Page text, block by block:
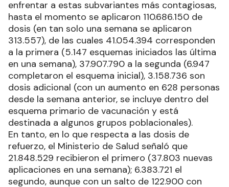
enfrentar a estas subvariantes más contagiosas,
hasta el momento se aplicaron 110.686.150 de
dosis (en tan solo una semana se aplicaron
313.557), de las cuales 41.054.394 corresponden
a la primera (5.147 esquemas iniciados las última
en una semana), 37.907.790 a la segunda (6.947
completaron el esquema inicial), 3.158.736 son
dosis adicional (con un aumento en 628 personas
desde la semana anterior, se incluye dentro del
esquema primario de vacunación y está
destinada a algunos grupos poblacionales).
En tanto, en lo que respecta a las dosis de
refuerzo, el Ministerio de Salud señaló que
21.848.529 recibieron el primero (37.803 nuevas
aplicaciones en una semana); 6.383.721 el
segundo, aunque con un salto de 122.900 con